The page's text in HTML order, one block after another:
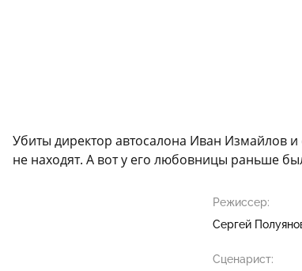
Убиты директор автосалона Иван Измайлов
не находят. А вот у его любовницы раньше
Режиссер:
Сергей
Сценарист: